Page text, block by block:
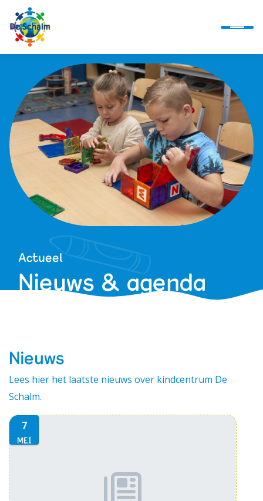
Ontwikkellijn
Alles over ons
Actueel
Alles bij de hand
Werken bij PIT
Actueel
Nieuws & agenda
Nieuws
Lees hier het laatste nieuws over kindcentrum De
Schalm.
7
MEI